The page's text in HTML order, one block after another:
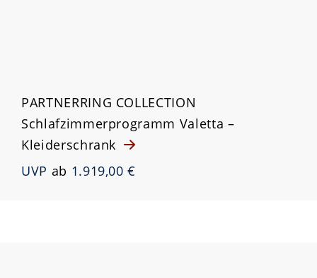
PARTNERRING COLLECTION
Schlafzimmerprogramm Valetta –
Kleiderschrank
UVP ab 1.919,00 €